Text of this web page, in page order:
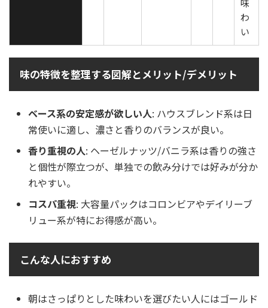
味
わ
い
味の特徴を整理する図解とメリット/デメリット
ベース系の安定感が欲しい人: ハウスブレンド系は日
常使いに適し、濃さと香りのバランスが良い。
香り重視の人: ヘーゼルナッツ/バニラ系は香りの強さ
と個性が際立つが、単独での飲み分けでは好みが分か
れやすい。
コスパ重視: 大容量パックはコロンビアやデイリーブ
リュー系が特にお得感が高い。
こんな人におすすめ
朝はさっぱりとした味わいを選びたい人にはゴールド